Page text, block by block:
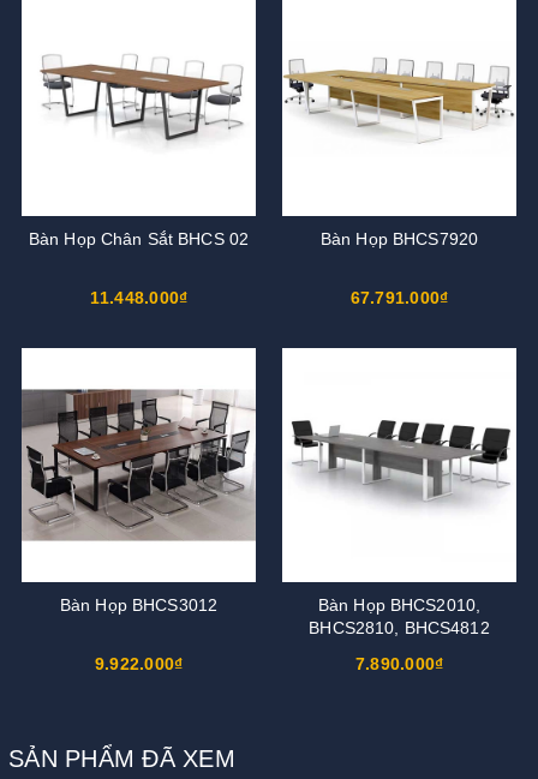
Bàn Họp Chân Sắt BHCS 02
11.448.000₫
Bàn Họp BHCS7920
67.791.000₫
Bàn Họp BHCS3012
9.922.000₫
Bàn Họp BHCS2010,
BHCS2810, BHCS4812
7.890.000₫
SẢN PHẨM ĐÃ XEM